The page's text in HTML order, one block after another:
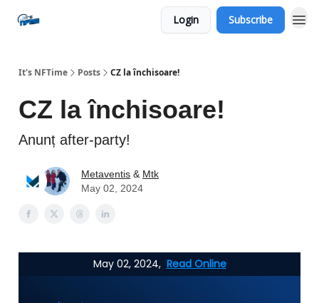
Login Subscribe
It's NFTime Posts CZ la închisoare!
CZ la închisoare!
Anunț after-party!
Metaventis & Mtk
May 02, 2024
May 02, 2024, Read Online